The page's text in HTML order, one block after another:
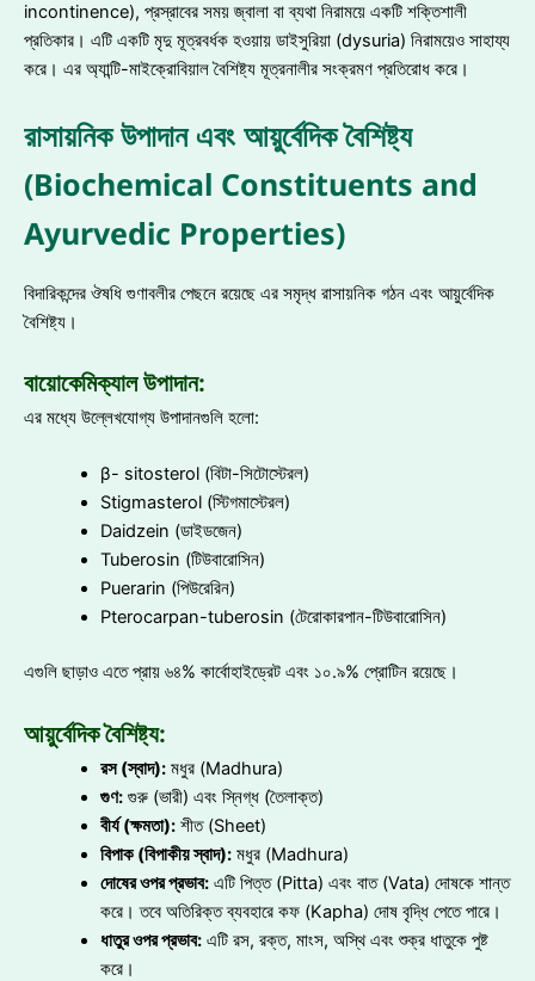
incontinence), প্রস্রাবের সময় জ্বালা বা ব্যথা নিরাময়ে একটি শক্তিশালী
প্রতিকার। এটি একটি মৃদু মূত্রবর্ধক হওয়ায় ডাইসুরিয়া (dysuria) নিরাময়েও সাহায্য
করে। এর অ্যান্টি-মাইক্রোবিয়াল বৈশিষ্ট্য মূত্রনালীর সংক্রমণ প্রতিরোধ করে।
রাসায়নিক উপাদান এবং আয়ুর্বেদিক বৈশিষ্ট্য
(Biochemical Constituents and
Ayurvedic Properties)
বিদারিকন্দের ঔষধি গুণাবলীর পেছনে রয়েছে এর সমৃদ্ধ রাসায়নিক গঠন এবং আয়ুর্বেদিক
বৈশিষ্ট্য।
বায়োকেমিক্যাল উপাদান:
এর মধ্যে উল্লেখযোগ্য উপাদানগুলি হলো:
β- sitosterol (বিটা-সিটোস্টেরল)
Stigmasterol (স্টিগমাস্টেরল)
Daidzein (ডাইডজেন)
Tuberosin (টিউবারোসিন)
Puerarin (পিউরেরিন)
Pterocarpan-tuberosin (টেরোকারপান-টিউবারোসিন)
এগুলি ছাড়াও এতে প্রায় ৬৪% কার্বোহাইড্রেট এবং ১০.৯% প্রোটিন রয়েছে।
আয়ুর্বেদিক বৈশিষ্ট্য:
রস (স্বাদ):মধুর (Madhura)
গুণ:গুরু (ভারী) এবং স্নিগ্ধ (তৈলাক্ত)
বীর্য (ক্ষমতা):শীত (Sheet)
বিপাক (বিপাকীয় স্বাদ):মধুর (Madhura)
দোষের ওপর প্রভাব:এটি পিত্ত (Pitta) এবং বাত (Vata) দোষকে শান্ত
করে। তবে অতিরিক্ত ব্যবহারে কফ (Kapha) দোষ বৃদ্ধি পেতে পারে।
ধাতুর ওপর প্রভাব:এটি রস, রক্ত, মাংস, অস্থি এবং শুক্র ধাতুকে পুষ্ট
করে।